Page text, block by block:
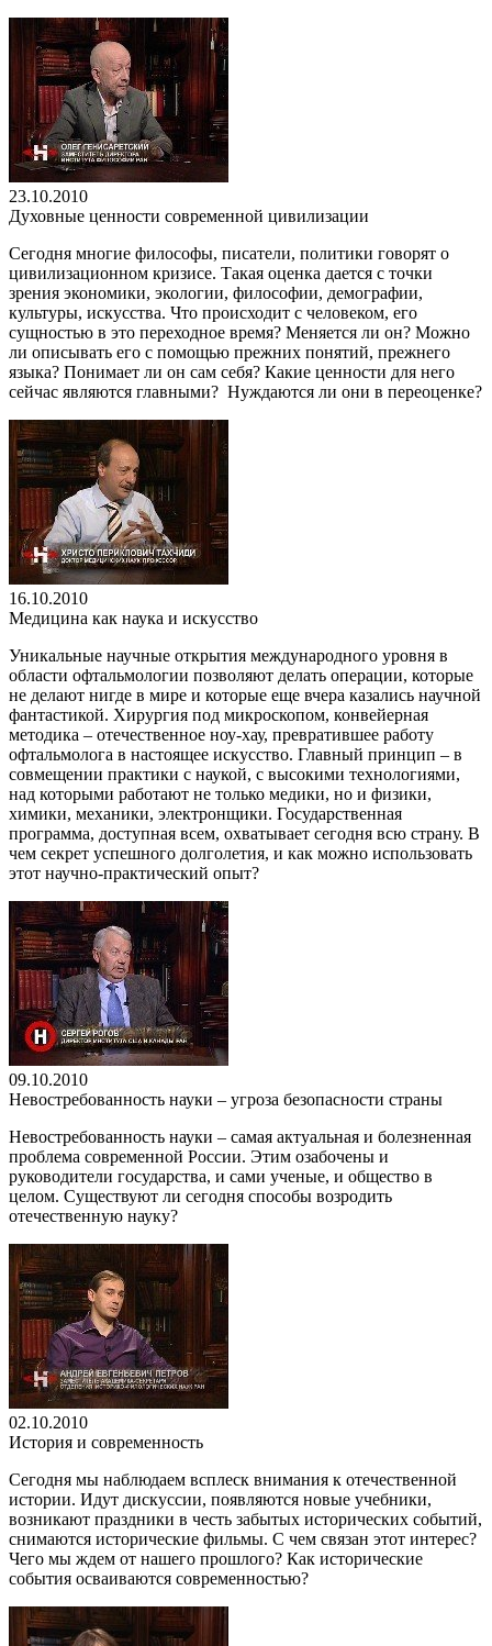
23.10.2010
Духовные ценности современной цивилизации
Сегодня многие философы, писатели, политики говорят о
цивилизационном кризисе. Такая оценка дается с точки
зрения экономики, экологии, философии, демографии,
культуры, искусства. Что происходит с человеком, его
сущностью в это переходное время? Меняется ли он? Можно
ли описывать его с помощью прежних понятий, прежнего
языка? Понимает ли он сам себя? Какие ценности для него
сейчас являются главными? Нуждаются ли они в переоценке?
16.10.2010
Медицина как наука и искусство
Уникальные научные открытия международного уровня в
области офтальмологии позволяют делать операции, которые
не делают нигде в мире и которые еще вчера казались научной
фантастикой. Хирургия под микроскопом, конвейерная
методика – отечественное ноу-хау, превратившее работу
офтальмолога в настоящее искусство. Главный принцип – в
совмещении практики с наукой, с высокими технологиями,
над которыми работают не только медики, но и физики,
химики, механики, электронщики. Государственная
программа, доступная всем, охватывает сегодня всю страну. В
чем секрет успешного долголетия, и как можно использовать
этот научно-практический опыт?
09.10.2010
Невостребованность науки – угроза безопасности страны
Невостребованность науки – самая актуальная и болезненная
проблема современной России. Этим озабочены и
руководители государства, и сами ученые, и общество в
целом. Существуют ли сегодня способы возродить
отечественную науку?
02.10.2010
История и современность
Сегодня мы наблюдаем всплеск внимания к отечественной
истории. Идут дискуссии, появляются новые учебники,
возникают праздники в честь забытых исторических событий,
снимаются исторические фильмы. С чем связан этот интерес?
Чего мы ждем от нашего прошлого? Как исторические
события осваиваются современностью?